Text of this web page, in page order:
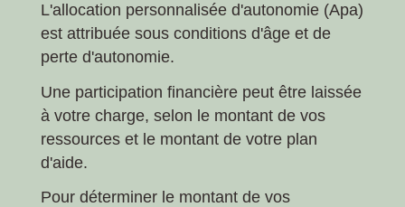
L'allocation personnalisée d'autonomie (Apa)
est attribuée sous conditions d'âge et de
perte d'autonomie.
Une participation financière peut être laissée
à votre charge, selon le montant de vos
ressources et le montant de votre plan
d'aide.
Pour déterminer le montant de vos